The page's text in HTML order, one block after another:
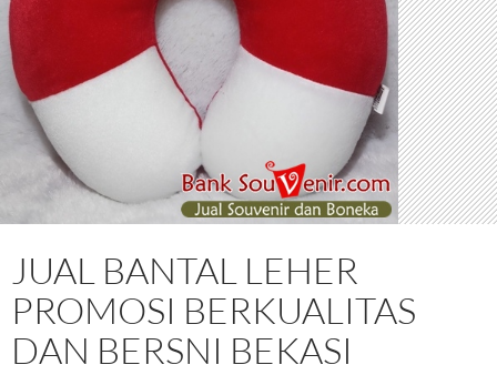
JUAL BANTAL LEHER
PROMOSI BERKUALITAS
DAN BERSNI BEKASI